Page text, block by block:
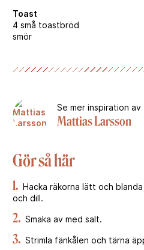
Toast
4 små toastbröd
smör
Se mer inspiration av
Mattias Larsson
Gör så här
1. Hacka räkorna lätt och
och dill.
2. Smaka av med salt.
3. Strimla fänkålen och tärna